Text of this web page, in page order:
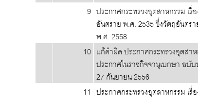
9 ประกาศกระทรวงอุตสาหกรรม
อันตราย พ.ศ. 2535 ซึ่งวัตถุอันต
พ.ศ. 2558
10 แก้คำผิด ประกาศกระทรวงอุตสา
ประกาศในราชกิจจานุเบกษา ฉบั
27 กันยายน 2556
11 ประกาศกระทรวงอุตสาหกรรม เ